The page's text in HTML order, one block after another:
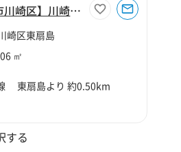
【神奈川県川崎市川崎区】川崎市川崎区東扇島1363坪倉庫
崎区東扇島
㎡
東扇島より 約0.50km
する